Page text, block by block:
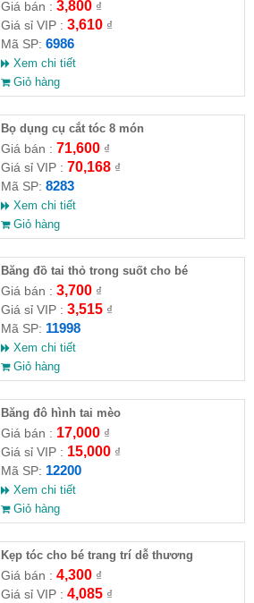
Giá bán : 3,800₫
Giá sỉ VIP : 3,610₫
Mã SP: 6986
Xem chi tiết
Giỏ hàng
Bọ dụng cụ cắt tóc 8 món
Giá bán : 71,600₫
Giá sỉ VIP : 70,168₫
Mã SP: 8283
Xem chi tiết
Giỏ hàng
Băng đồ tai thỏ trong suốt cho bé
Giá bán : 3,700₫
Giá sỉ VIP : 3,515₫
Mã SP: 11998
Xem chi tiết
Giỏ hàng
Băng đô hình tai mèo
Giá bán : 17,000₫
Giá sỉ VIP : 15,000₫
Mã SP: 12200
Xem chi tiết
Giỏ hàng
Kẹp tóc cho bé trang trí dễ thương
Giá bán : 4,300₫
Giá sỉ VIP : 4,085₫